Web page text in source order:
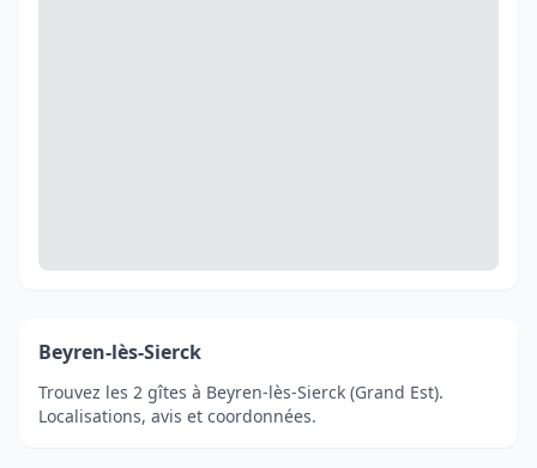
Beyren-lès-Sierck
Trouvez les 2 gîtes à Beyren-lès-Sierck (Grand Est).
Localisations, avis et coordonnées.